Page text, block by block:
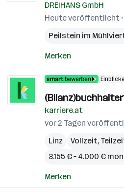
DREIHANS GmbH
Heute veröffentlicht
Peilstein im
Merken
Einblicke
karriere.at
vor 2 Tagen
Linz
Vollzeit,
3.155 € – 4.000 €
Merken